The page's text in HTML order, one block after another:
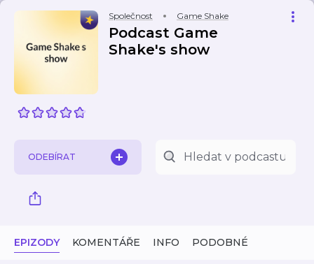
Společnost Game Shake
Podcast Game
Shake's show
ODEBÍRAT
EPIZODY KOMENTÁŘE INFO PODOBNÉ